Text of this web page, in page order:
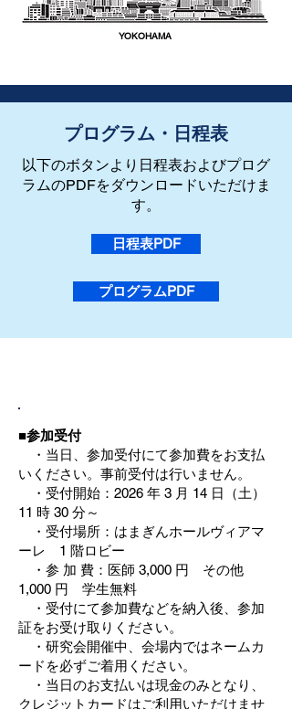
YOKOHAMA
プログラム・日程表
​以下のボタンより日程表およびプログ
ラムのPDFをダウンロードいただけま
す。
日程表PDF
プログラムPDF
■参加受付
・当日、参加受付にて参加費をお支払
いください。事前受付は行いません。
・受付開始：2026 年 3 月 14 日（土）
11 時 30 分～
・受付場所：はまぎんホールヴィアマ
ーレ 1 階ロビー
・参 加 費：医師 3,000 円 その他
1,000 円 学生無料
・受付にて参加費などを納入後、参加
証をお受け取りください。
・研究会開催中、会場内ではネームカ
ードを必ずご着用ください。
・当日のお支払いは現金のみとなり、
クレジットカードはご利用いただけませ